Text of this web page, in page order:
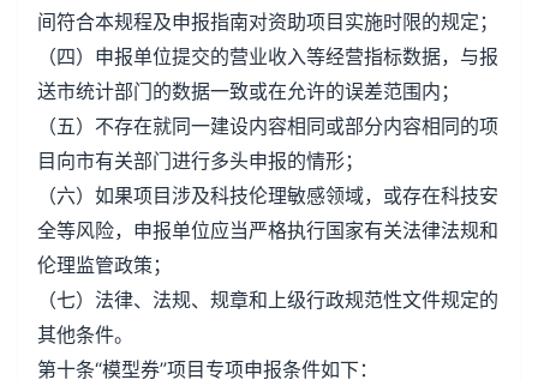
间符合本规程及申报指南对资助项目实施时限的规定；
（四）申报单位提交的营业收入等经营指标数据，与报
送市统计部门的数据一致或在允许的误差范围内；
（五）不存在就同一建设内容相同或部分内容相同的项
目向市有关部门进行多头申报的情形；
（六）如果项目涉及科技伦理敏感领域，或存在科技安
全等风险，申报单位应当严格执行国家有关法律法规和
伦理监管政策；
（七）法律、法规、规章和上级行政规范性文件规定的
其他条件。
第十条“模型券”项目专项申报条件如下：